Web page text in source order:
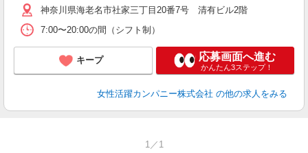
神奈川県海老名市社家三丁目20番7号 清有ビル2階
7:00〜20:00の間（シフト制）
キープ 応募画面へ進む
かんたん3ステップ！
女性活躍カンパニー株式会社 の他の求人をみる
1／1